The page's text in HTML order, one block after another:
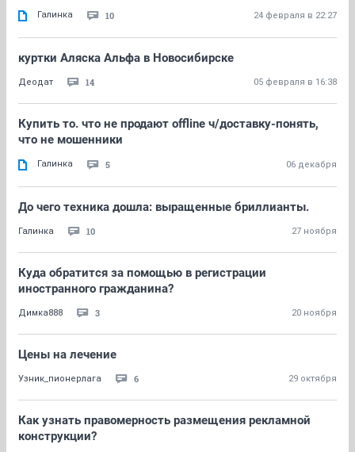
Галинка 10 24 февраля в 22:27
куртки Аляска Альфа в Новосибирске
Деодат 14 05 февраля в 16:38
Купить то. что не продают offline ч/доставку-понять,
что не мошенники
Галинка 5 06 декабря
До чего техника дошла: выращенные бриллианты.
Галинка 10 27 ноября
Куда обратится за помощью в регистрации
иностранного гражданина?
Димка888 3 20 ноября
Цены на лечение
Узник_пионерлага 6 29 октября
Как узнать правомерность размещения рекламной
конструкции?